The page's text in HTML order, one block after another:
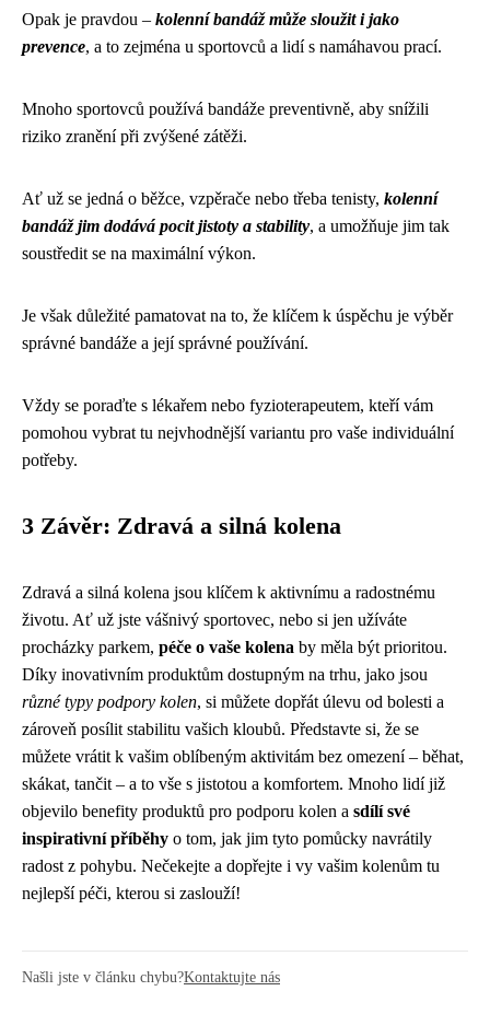
Opak je pravdou – kolenní bandáž může sloužit i jako
prevence, a to zejména u sportovců a lidí s namáhavou prací.
Mnoho sportovců používá bandáže preventivně, aby snížili
riziko zranění při zvýšené zátěži.
Ať už se jedná o běžce, vzpěrače nebo třeba tenisty, kolenní
bandáž jim dodává pocit jistoty a stability, a umožňuje jim tak
soustředit se na maximální výkon.
Je však důležité pamatovat na to, že klíčem k úspěchu je výběr
správné bandáže a její správné používání.
Vždy se poraďte s lékařem nebo fyzioterapeutem, kteří vám
pomohou vybrat tu nejvhodnější variantu pro vaše individuální
potřeby.
3 Závěr: Zdravá a silná kolena
Zdravá a silná kolena jsou klíčem k aktivnímu a radostnému
životu. Ať už jste vášnivý sportovec, nebo si jen užíváte
procházky parkem, péče o vaše kolena by měla být prioritou.
Díky inovativním produktům dostupným na trhu, jako jsou
různé typy podpory kolen, si můžete dopřát úlevu od bolesti a
zároveň posílit stabilitu vašich kloubů. Představte si, že se
můžete vrátit k vašim oblíbeným aktivitám bez omezení – běhat,
skákat, tančit – a to vše s jistotou a komfortem. Mnoho lidí již
objevilo benefity produktů pro podporu kolen a sdílí své
inspirativní příběhy o tom, jak jim tyto pomůcky navrátily
radost z pohybu. Nečekejte a dopřejte i vy vašim kolenům tu
nejlepší péči, kterou si zaslouží!
Našli jste v článku chybu?Kontaktujte nás